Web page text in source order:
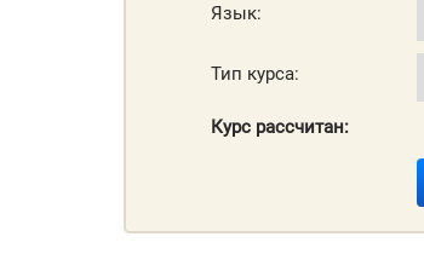
Язык:
Тип курса:
Курс рассчитан: